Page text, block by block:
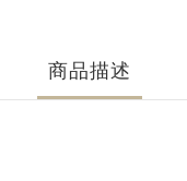
商品描述